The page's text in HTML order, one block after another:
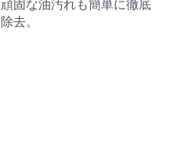
頑固な油汚れも簡単に徹底
除去。